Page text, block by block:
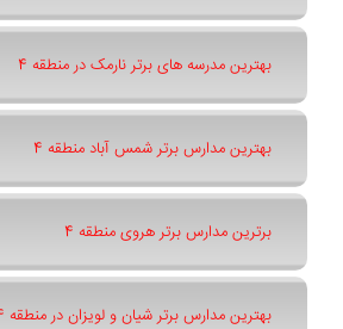
بهترین مدرسه های برتر نارمک در منطقه 4
بهترین مدارس برتر شمس آباد منطقه 4
برترین مدارس برتر هروی منطقه 4
بهترین مدارس برتر شیان و لویزان در منطقه 4